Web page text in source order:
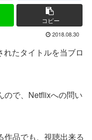
コピー
2018.08.30
たタイトルを当ブロ
ので、Netflixへの問い
作品でも、視聴出来る